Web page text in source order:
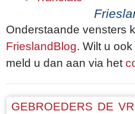
Onderstaande vensters
FrieslandBlog. Wilt u
meld u dan aan via het
GEBROEDERS DE